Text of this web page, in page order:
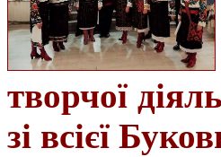
творчої
зі всієї